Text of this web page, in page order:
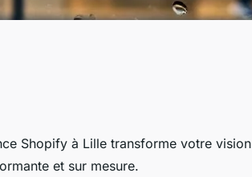
Shopify à Lille transforme votre vision
et sur mesure.